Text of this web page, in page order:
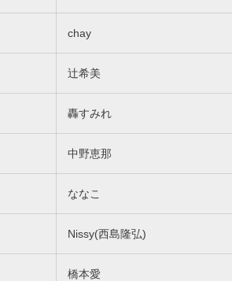
chay
辻希美
轟すみれ
中野恵那
ななこ
Nissy(西島隆弘)
橋本愛